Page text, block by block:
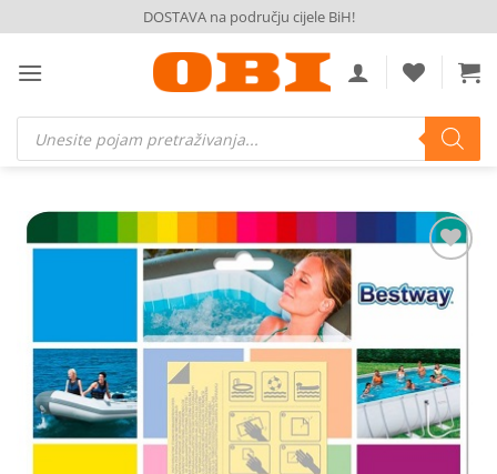
to
content
DOSTAVA na području cijele BiH!
Products
search
na